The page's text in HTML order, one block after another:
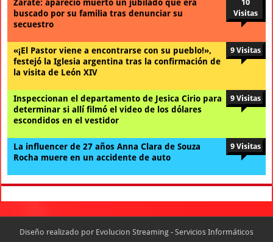
Zarate: apareció muerto un jubilado que era
buscado por su familia tras denunciar su
secuestro
10
Visitas
«¡El Pastor viene a encontrarse con su pueblo!»,
festejó la Iglesia argentina tras la confirmación de
la visita de León XIV
9 Visitas
Inspeccionan el departamento de Jesica Cirio para
determinar si allí filmó el video de los dólares
escondidos en el vestidor
9 Visitas
La influencer de 27 años Anna Clara de Souza
Rocha muere en un accidente de auto
9 Visitas
Diseño realizado por Evolucion Streaming - Servicios Informáticos